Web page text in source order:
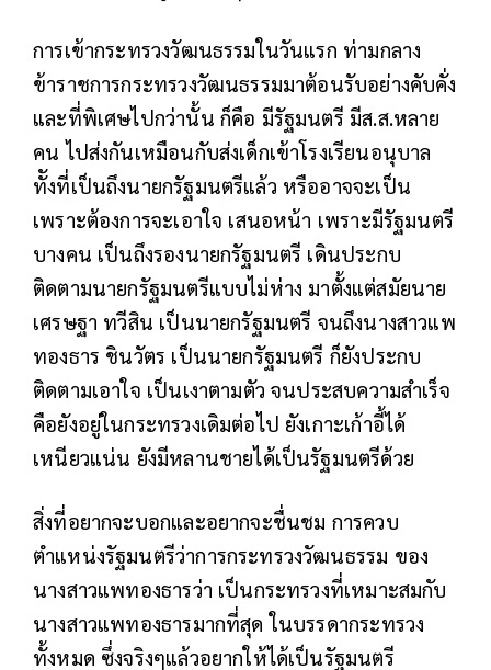
การเข้ากระทรวงวัฒนธรรมในวันแรก ท่ามกลาง
ข้าราชการกระทรวงวัฒนธรรมมาต้อนรับอย่างคับคั่ง
และที่พิเศษไปกว่านั้น ก็คือ มีรัฐมนตรี มีส.ส.หลาย
คน ไปส่งกันเหมือนกับส่งเด็กเข้าโรงเรียนอนุบาล
ทัังที่เป็นถึงนายกรัฐมนตรีแล้ว หรืออาจจะเป็น
เพราะต้องการจะเอาใจ เสนอหน้า เพราะมีรัฐมนตรี
บางคน เป็นถึงรองนายกรัฐมนตรี เดินประกบ
ติดตามนายกรัฐมนตรีแบบไม่ห่าง มาตั้งแต่สมัยนาย
เศรษฐา ทวีสิน เป็นนายกรัฐมนตรี จนถึงนางสาวแพ
ทองธาร ชินวัตร เป็นนายกรัฐมนตรี ก็ยังประกบ
ติดตามเอาใจ เป็นเงาตามตัว จนประสบความสำเร็จ
คือยังอยู่ในกระทรวงเดิมต่อไป ยังเกาะเก้าอี้ได้
เหนียวแน่น ยังมีหลานชายได้เป็นรัฐมนตรีด้วย
สิ่งที่อยากจะบอกและอยากจะชื่นชม การควบ
ตำแหน่งรัฐมนตรีว่าการกระทรวงวัฒนธรรม ของ
นางสาวแพทองธารว่า เป็นกระทรวงที่เหมาะสมกับ
นางสาวแพทองธารมากที่สุด ในบรรดากระทรวง
ทั้งหมด ซึ่งจริงๆแล้วอยากให้ได้เป็นรัฐมนตรี